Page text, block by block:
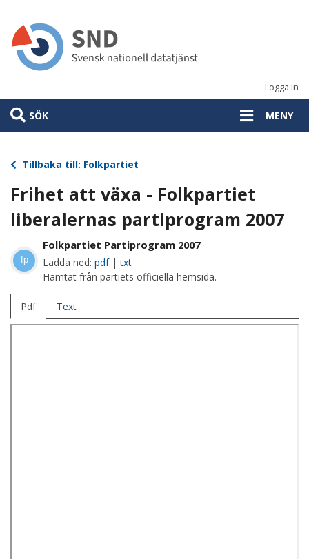
huvudinnehåll
Logga in
SÖK MENY
Tillbaka till: Folkpartiet
Frihet att växa - Folkpartiet
liberalernas partiprogram 2007
fp
Folkpartiet Partiprogram 2007
Ladda ned: pdf|txt
Hämtat från partiets officiella hemsida.
Pdf Text